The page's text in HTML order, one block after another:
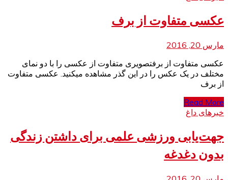
عکسی متفاوت از برف
مارس 20, 2016
عکسی متفاوت از برفتصویری متفاوت از عکسی را با دو نمای
مختلف در یک عکس را در این گذر مشاهده میکنید. عکسی متفاوت
از برف
Read More
خبرهای داغ
جهت‌یابی ورزشی علمی برای داشتن زندگی
بدون دغدغه